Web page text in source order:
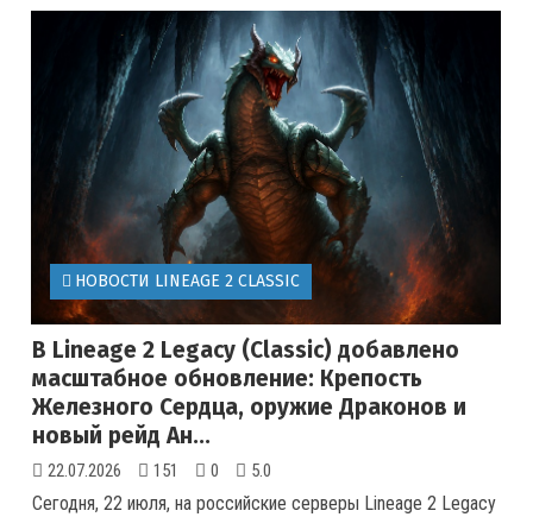
НОВОСТИ LINEAGE 2 CLASSIC
В Lineage 2 Legacy (Classic) добавлено
масштабное обновление: Крепость
Железного Сердца, оружие Драконов и
новый рейд Ан...
22.07.2026 151 0 5.0
Сегодня, 22 июля, на российские серверы Lineage 2 Legacy